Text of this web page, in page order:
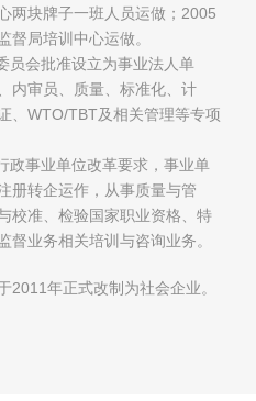
两块牌子一班人员运做；2005
督局培训中心运做。
员会批准设立为事业法人单
内审员、质量、标准化、计
、WTO/TBT及相关管理等专项
政事业单位改革要求，事业单
册转企运作，从事质量与管
校准、检验国家职业资格、特
督业务相关培训与咨询业务。
2011年正式改制为社会企业。